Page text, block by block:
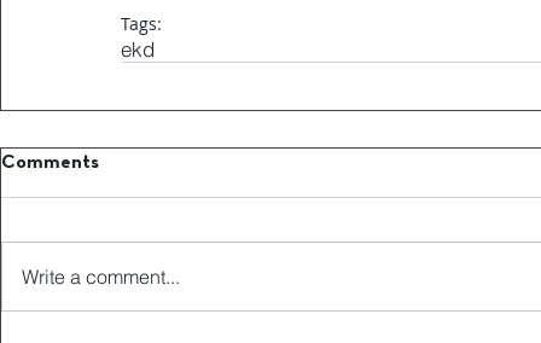
Tags:
ekd
Comments
Write a comment...